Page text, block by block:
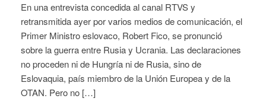
En una entrevista concedida al canal RTVS y
retransmitida ayer por varios medios de comunicación, el
Primer Ministro eslovaco, Robert Fico, se pronunció
sobre la guerra entre Rusia y Ucrania. Las declaraciones
no proceden ni de Hungría ni de Rusia, sino de
Eslovaquia, país miembro de la Unión Europea y de la
OTAN. Pero no […]